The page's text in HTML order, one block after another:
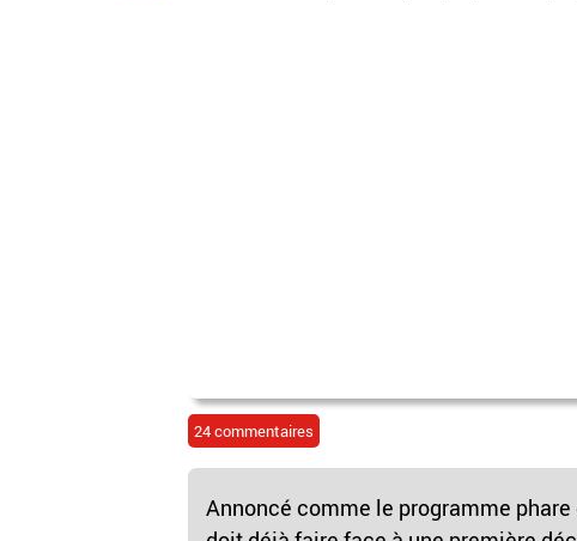
24 commentaires
Annoncé comme le programme